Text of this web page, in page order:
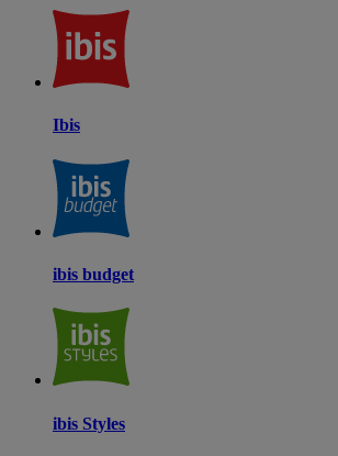
Ibis
ibis budget
ibis Styles